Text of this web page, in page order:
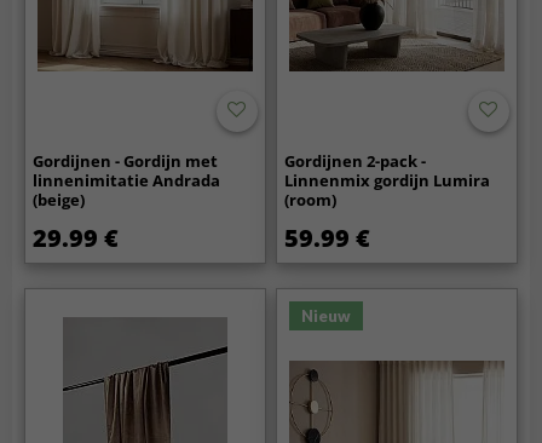
Gordijnen - Gordijn met
linnenimitatie Andrada
(beige)
29.99 €
Gordijnen 2-pack -
Linnenmix gordijn Lumira
(room)
59.99 €
Nieuw